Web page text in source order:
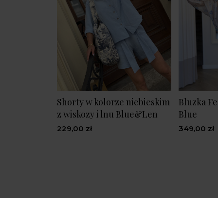
Shorty w kolorze niebieskim
z wiskozy i lnu Blue&Len
229,00 zł
Bluzka
Blue
349,00 zł